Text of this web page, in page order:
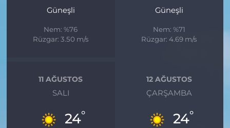
Güneşli
Nem: %76
Rüzgar: 3.50 m/s
Güneşli
Nem: %71
Rüzgar: 4.69 m/s
11 AĞUSTOS
SALI
24°
12 AĞUSTOS
ÇARŞAMBA
24°